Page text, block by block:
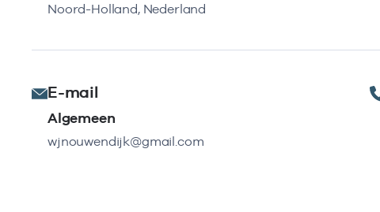
Noord-Holland, Nederland
E-mail
Algemeen
wjnouwendijk@gmail.com